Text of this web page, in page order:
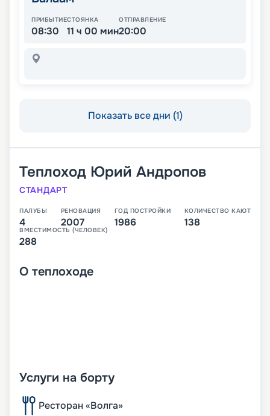
ПРИБЫТИЕ
08:30
СТОЯНКА
11 ч 00 мин
ОТПРАВЛЕНИЕ
20:00
Показать все дни (1)
Теплоход Юрий Андропов
СТАНДАРТ
ПАЛУБЫ
4
РЕНОВАЦИЯ
2007
ГОД ПОСТРОЙКИ
1986
КОЛИЧЕСТВО КАЮТ
138
ВМЕСТИМОСТЬ (ЧЕЛОВЕК)
288
О теплоходе
Услуги на борту
Ресторан «Волга»